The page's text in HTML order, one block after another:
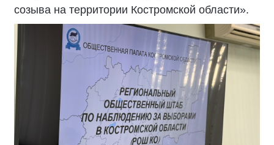
созыва на территории Костромской области».